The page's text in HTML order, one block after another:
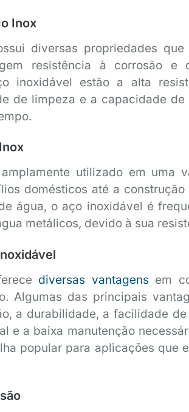
Inox
diversas propriedades
resistência à corrosão e
inoxidável estão a alta
de limpeza e a capacidade
utilizado em uma
domésticos até a
água, o aço inoxidável é
metálicos, devido à sua
diversas vantagens em
Algumas das principais
a durabilidade, a facilidade
e a baixa manutenção
popular para aplicações que